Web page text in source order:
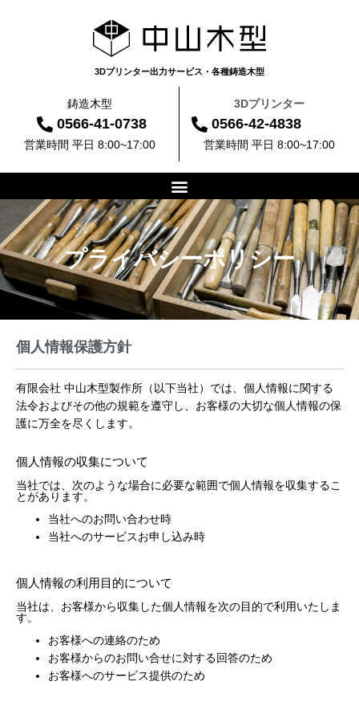
3Dプリンター出力サービス・各種鋳造木型
鋳造木型
0566-41-0738
営業時間 平日 8:00~17:00
3Dプリンター
0566-42-4838
営業時間 平日 8:00~17:00
プライバシーポリシー
個人情報保護方針
有限会社 中山木型製作所（以下当社）では、個人情報に関する
法令およびその他の規範を遵守し、お客様の大切な個人情報の保
護に万全を尽くします。
個人情報の収集について
当社では、次のような場合に必要な範囲で個人情報を収集するこ
とがあります。
当社へのお問い合わせ時
当社へのサービスお申し込み時
個人情報の利用目的について
当社は、お客様から収集した個人情報を次の目的で利用いたしま
す。
お客様への連絡のため
お客様からのお問い合せに対する回答のため
お客様へのサービス提供のため